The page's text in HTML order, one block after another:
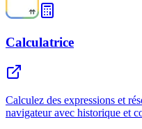
Calculatrice
Calculez des expressions et
navigateur avec historique et